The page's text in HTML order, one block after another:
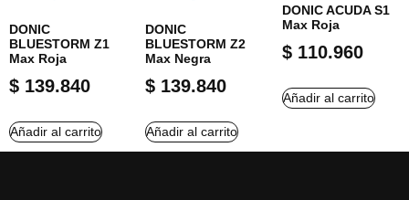
DONIC
BLUESTORM Z1
Max Roja
$ 139.840
Añadir al carrito
DONIC
BLUESTORM Z2
Max Negra
$ 139.840
Añadir al carrito
DONIC ACUDA S1
Max Roja
$110.960
Añadir al carrito